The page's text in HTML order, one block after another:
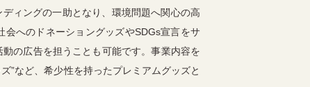
ィングの一助となり、環境問題へ関心の高
へのドネーショングッズやSDGs宣言をサ
の広告を担うことも可能です。事業内容を
”など、希少性を持ったプレミアムグッズと